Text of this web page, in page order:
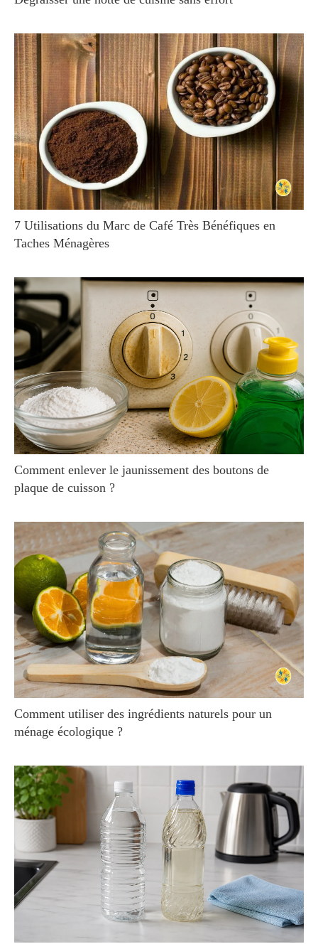
7 Utilisations du Marc de Café Très Bénéfiques en
Taches Ménagères
Comment enlever le jaunissement des boutons de
plaque de cuisson ?
Comment utiliser des ingrédients naturels pour un
ménage écologique ?